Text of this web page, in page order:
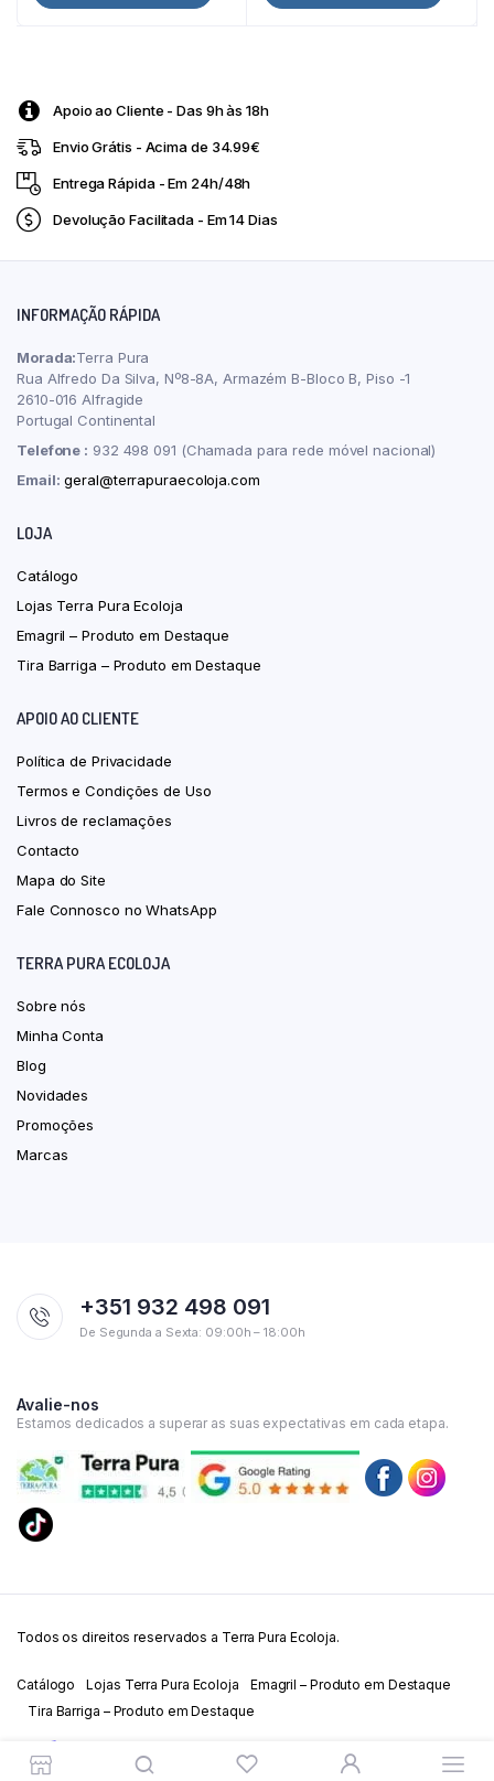
Apoio ao Cliente - Das 9h às 18h
Envio Grátis - Acima de 34.99€
Entrega Rápida - Em 24h/48h
Devolução Facilitada - Em 14 Dias
INFORMAÇÃO RÁPIDA
Morada:Terra Pura
Rua Alfredo Da Silva, Nº8-8A, Armazém B-Bloco B, Piso -1
2610-016 Alfragide
Portugal Continental
Telefone : 932 498 091 (Chamada para rede móvel nacional)
Email: geral@terrapuraecoloja.com
LOJA
Catálogo
Lojas Terra Pura Ecoloja
Emagril – Produto em Destaque
Tira Barriga – Produto em Destaque
APOIO AO CLIENTE
Política de Privacidade
Termos e Condições de Uso
Livros de reclamações
Contacto
Mapa do Site
Fale Connosco no WhatsApp
TERRA PURA ECOLOJA
Sobre nós
Minha Conta
Blog
Novidades
Promoções
Marcas
+351 932 498 091
De Segunda a Sexta: 09:00h – 18:00h
Avalie-nos
Estamos dedicados a superar as suas expectativas em cada etapa.
Todos os direitos reservados a Terra Pura Ecoloja.
Catálogo Lojas Terra Pura Ecoloja
Emagril – Produto em Destaque
Tira Barriga – Produto em Destaque